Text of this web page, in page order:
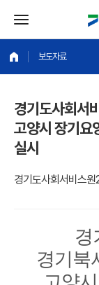
보도자료
경기도사회서
고양시 장기요
실시
경기도사회서비스원
경
경기북